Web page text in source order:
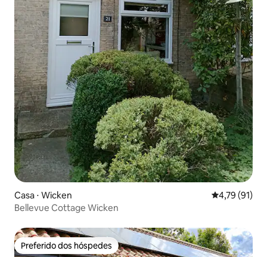
Casa ⋅ Wicken 4,79 de uma
4,79 (91)
Bellevue Cottage Wicken
Preferido dos hóspedes
Preferido dos hóspedes